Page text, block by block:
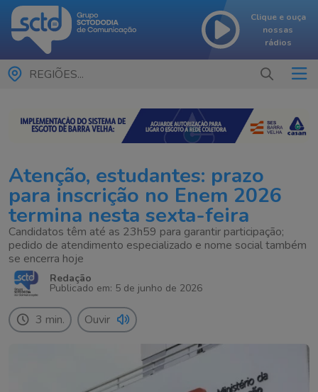
Clique e ouça
nossas
rádios
REGIÕES...
Atenção, estudantes: prazo
para inscrição no Enem 2026
termina nesta sexta-feira
Candidatos têm até as 23h59 para garantir participação;
pedido de atendimento especializado e nome social também
se encerra hoje
Redação
Publicado em: 5 de junho de 2026
3 min. Ouvir